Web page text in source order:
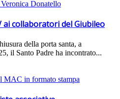
ai collaboratori del Giubileo
della porta santa, a
il Santo Padre ha incontrato...